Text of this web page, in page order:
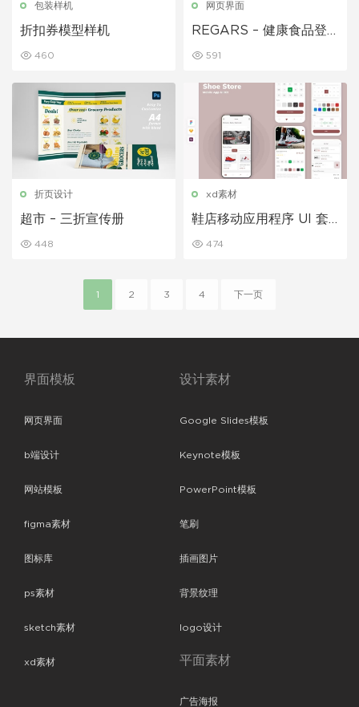
包装样机
折扣券模型样机
460
网页界面
REGARS – 健康食品登
591
折页设计
超市 – 三折宣传册
448
xd素材
鞋店移动应用程序 UI 套
474
1 2 3 4 下一页
界面模板
网页界面
b端设计
网站模板
figma素材
图标库
ps素材
sketch素材
xd素材
设计素材
Google Slides模板
Keynote模板
PowerPoint模板
笔刷
插画图片
背景纹理
logo设计
平面素材
广告海报